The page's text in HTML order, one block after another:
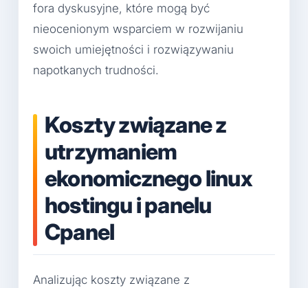
fora dyskusyjne, które mogą być
nieocenionym wsparciem w rozwijaniu
swoich umiejętności i rozwiązywaniu
napotkanych trudności.
Koszty związane z
utrzymaniem
ekonomicznego linux
hostingu i panelu
Cpanel
Analizując koszty związane z